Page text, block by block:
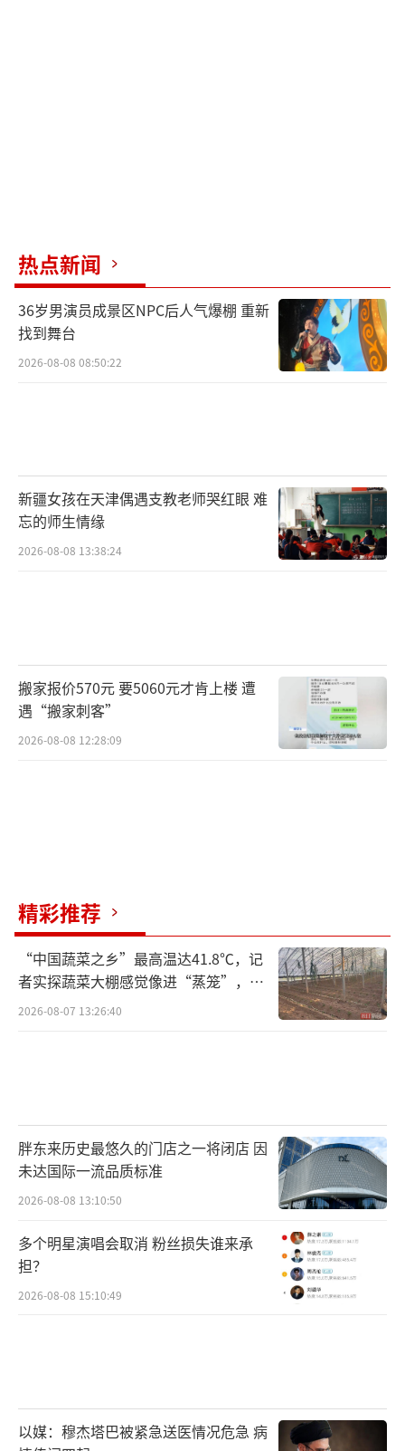
热点新闻
36岁男演员成景区NPC后人气爆棚 重新
找到舞台
2026-08-08 08:50:22
新疆女孩在天津偶遇支教老师哭红眼 难
忘的师生情缘
2026-08-08 13:38:24
搬家报价570元 要5060元才肯上楼 遭
遇“搬家刺客”
2026-08-08 12:28:09
精彩推荐
“中国蔬菜之乡”最高温达41.8℃，记
者实探蔬菜大棚感觉像进“蒸笼”，有
村民称只能凌晨两点起来干活
2026-08-07 13:26:40
胖东来历史最悠久的门店之一将闭店 因
未达国际一流品质标准
2026-08-08 13:10:50
多个明星演唱会取消 粉丝损失谁来承
担？
2026-08-08 15:10:49
以媒：穆杰塔巴被紧急送医情况危急 病